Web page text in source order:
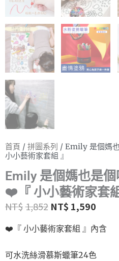
首頁 / 拼圖系列 / Emily 是個媽
小小藝術家套組 』
Emily 是個媽也是
❤️『 小小藝術家套組
NT$1,852 NT$ 1,590
❤️ 『 小小藝術家套組 』內含
可水洗絲滑慕斯蠟筆24色